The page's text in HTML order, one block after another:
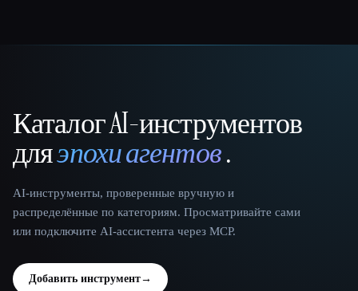
That AI Collection
Каталог AI-инструментов
дляэпохи агентов.
AI-инструменты, проверенные вручную и
распределённые по категориям. Просматривайте сами
или подключите AI-ассистента через MCP.
Добавить инструмент→